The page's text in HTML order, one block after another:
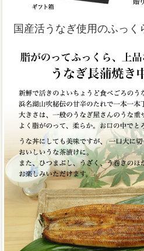
国産活うなぎ使用のふっく